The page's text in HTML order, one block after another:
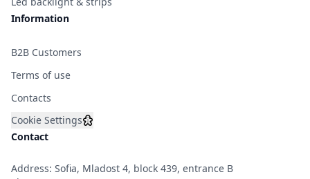
Information
B2B Customers
Terms of use
Contacts
Cookie Settings
Contact
Address: Sofia, Mladost 4, block 439, entrance B